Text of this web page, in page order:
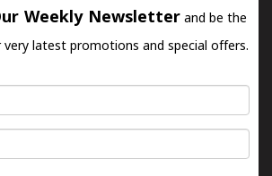
Weekly Newsletter and be the
latest promotions and special offers.